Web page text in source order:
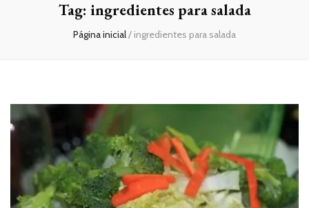
Tag: ingredientes para salada
Página inicial/ ingredientes para salada